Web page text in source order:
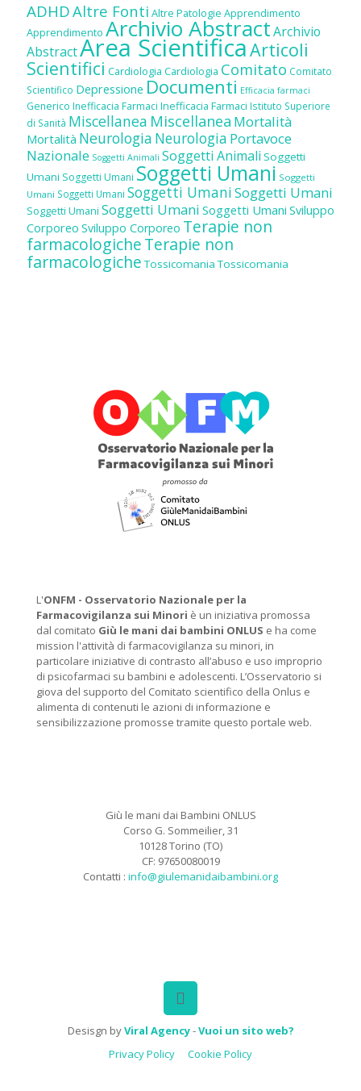
ADHDAltre Fonti Altre Patologie Apprendimento
Apprendimento Archivio AbstractArchivio
AbstractArea ScientificaArticoli
Scientifici Cardiologia Cardiologia Comitato Comitato
Scientifico Depressione Documenti Efficacia farmaci
Generico Inefficacia Farmaci Inefficacia Farmaci Istituto Superiore
di Sanità Miscellanea Miscellanea Mortalità
Mortalità Neurologia Neurologia Portavoce
Nazionale Soggetti Animali Soggetti Animali Soggetti
Umani Soggetti Umani Soggetti Umani Soggetti
Umani Soggetti Umani Soggetti UmaniSoggetti Umani
Soggetti Umani Soggetti Umani Soggetti Umani Sviluppo
Corporeo Sviluppo Corporeo Terapie non
farmacologicheTerapie non
farmacologiche Tossicomania Tossicomania
L'ONFM - Osservatorio Nazionale per la
Farmacovigilanza sui Minori è un iniziativa promossa
dal comitato Giù le mani dai bambini ONLUS e ha come
mission l'attività di farmacovigilanza su minori, in
particolare iniziative di contrasto all’abuso e uso improprio
di psicofarmaci su bambini e adolescenti. L’Osservatorio si
giova del supporto del Comitato scientifico della Onlus e
alimenta di contenuti le azioni di informazione e
sensibilizzazione promosse tramite questo portale web.
Giù le mani dai Bambini ONLUS
Corso G. Sommeilier, 31
10128 Torino (TO)
CF: 97650080019
Contatti : info@giulemanidaibambini.org
Desisgn byViral Agency-Vuoi un sito web?
Privacy Policy
Cookie Policy